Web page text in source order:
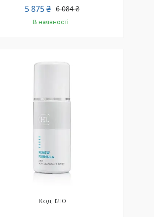
6 084 ₴
5 875 ₴
В наявності
1210